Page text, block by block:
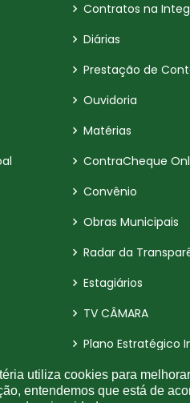
Contratos na
Diárias
Prestação de
Ouvidoria
Matérias
ContraCheque
Convênio
Obras Municipais
Radar da
Estagiários
TV CÂMARA
Plano Estratégico
Relatório de
utiliza cookies para
entendemos que está de